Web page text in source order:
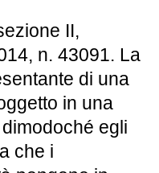
II,
n. 43091. La
di una
in una
egli
che i